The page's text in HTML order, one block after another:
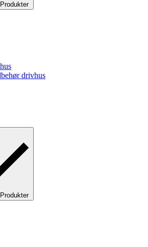
drivhus